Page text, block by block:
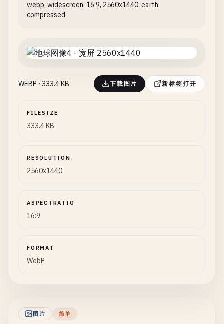
webp, widescreen, 16:9, 2560x1440, earth,
compressed
WEBP · 333.4 KB 下载图片 新标签打开
FILESIZE
333.4 KB
RESOLUTION
2560x1440
ASPECTRATIO
16:9
FORMAT
WebP
图片 简单